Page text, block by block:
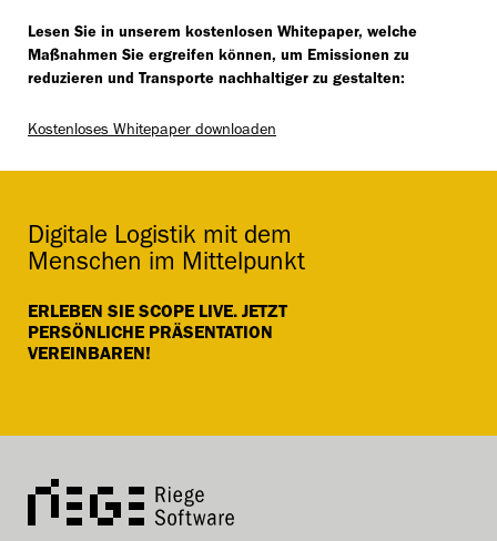
Lesen Sie in unserem kostenlosen Whitepaper, welche
Maßnahmen Sie ergreifen können, um Emissionen zu
reduzieren und Transporte nachhaltiger zu gestalten:
Kostenloses Whitepaper downloaden
ERLEBEN SIE SCOPE LIVE. JETZT
PERSÖNLICHE PRÄSENTATION
VEREINBAREN!
Digitale Logistik mit dem
Menschen im Mittelpunkt